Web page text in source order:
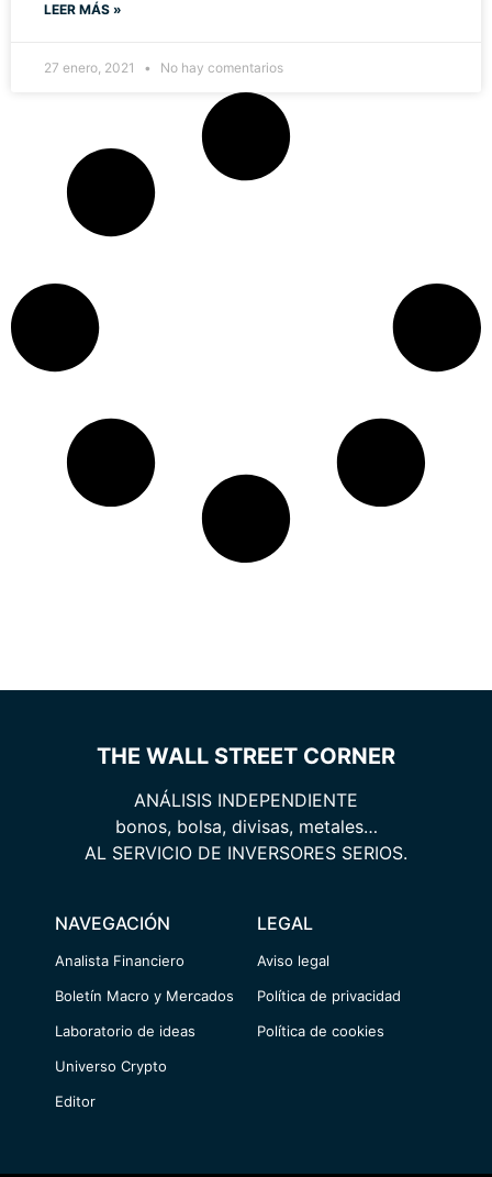
LEER MÁS »
27 enero, 2021 No hay comentarios
THE WALL STREET CORNER
ANÁLISIS INDEPENDIENTE
bonos, bolsa, divisas, metales…
AL SERVICIO DE INVERSORES SERIOS.
NAVEGACIÓN
Analista Financiero
Boletín Macro y Mercados
Laboratorio de ideas
Universo Crypto
Editor
LEGAL
Aviso legal
Política de privacidad
Política de cookies